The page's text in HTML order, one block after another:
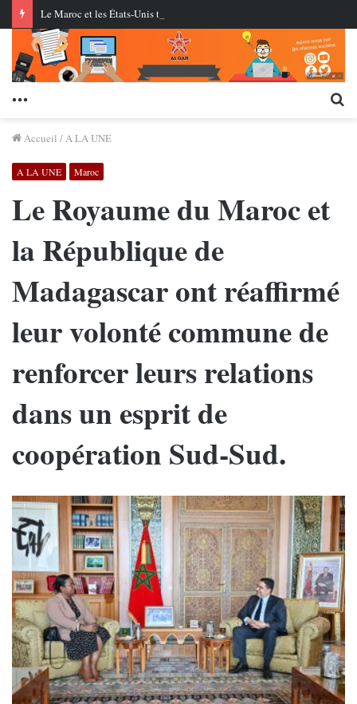
Accueil /A LA UNE
A LA UNE Maroc
Le Royaume du Maroc et
la République de
Madagascar ont réaffirmé
leur volonté commune de
renforcer leurs relations
dans un esprit de
coopération Sud-Sud.